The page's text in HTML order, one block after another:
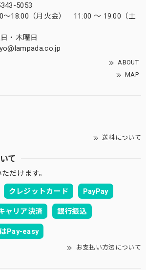
5053
～18:00（月火金） 11:00 ～ 19:00（土
・木曜日
ABOUT
MAP
送料について
て
だけます。
クレジットカード PayPay
ャリア決済 銀行振込
Pay-easy
お支払い方法について